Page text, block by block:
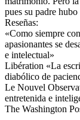
pues su padre hubo
Reseñas:
«Como siempre
apasionantes se
e intelectual»
Libération «La
diabólico de
Le Nouvel
entretenida e
The Washington